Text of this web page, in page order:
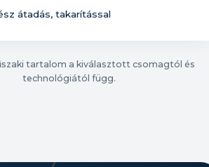
átadás, takarítással
tartalom a kiválasztott csomagtól és
technológiától függ.